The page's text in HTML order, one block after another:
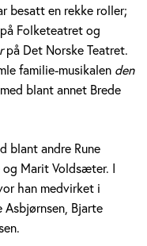
besatt en rekke roller;
Folketeatret og
på Det Norske Teatret.
familie-musikalen den
blant annet Brede
blant andre Rune
og Marit Voldsæter. I
han medvirket i
Asbjørnsen, Bjarte